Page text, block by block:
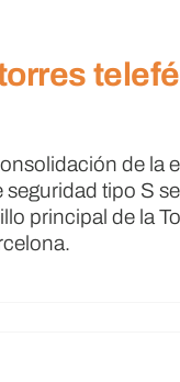
de la
tipo S
principal de la